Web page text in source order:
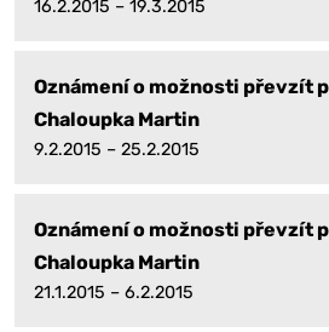
16.2.2015 – 19.3.2015
Oznámení o možnosti převzít
Chaloupka Martin
9.2.2015 – 25.2.2015
Oznámení o možnosti převzít
Chaloupka Martin
21.1.2015 – 6.2.2015